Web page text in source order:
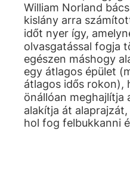
William Norland
kislány arra
időt nyer így,
olvasgatással fogja
egészen máshogy
egy átlagos épület
átlagos idős rokon),
önállóan meghajlítja
alakítja át
hol fog felbukkanni